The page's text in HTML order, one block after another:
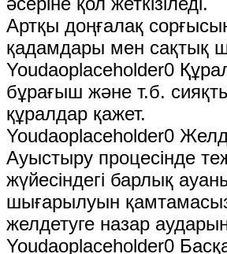
Артқы доңғалақ
қадамдары мен сақтық
Youdaoplaceholder0
бұрағыш және т.б. сияқты
құралдар қажет.
Youdaoplaceholder0
Ауыстыру процесінде
жүйесіндегі барлық
шығарылуын
желдетуге назар
Youdaoplaceholder0